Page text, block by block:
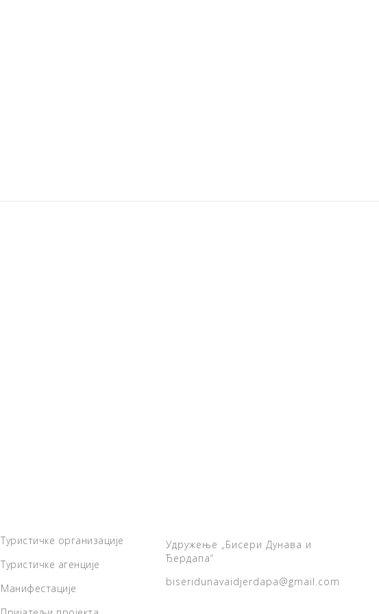
Туристичке организације
Туристичке агенције
Манифестације
Удружење „Бисери Дунава и
Ђердапа“
biseridunavaidjerdapa@gmail.com